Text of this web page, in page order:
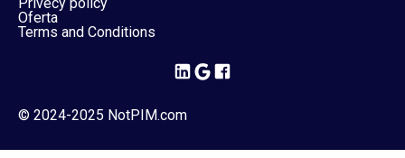
Oferta
Terms and Conditions
© 2024-2025 NotPIM.com